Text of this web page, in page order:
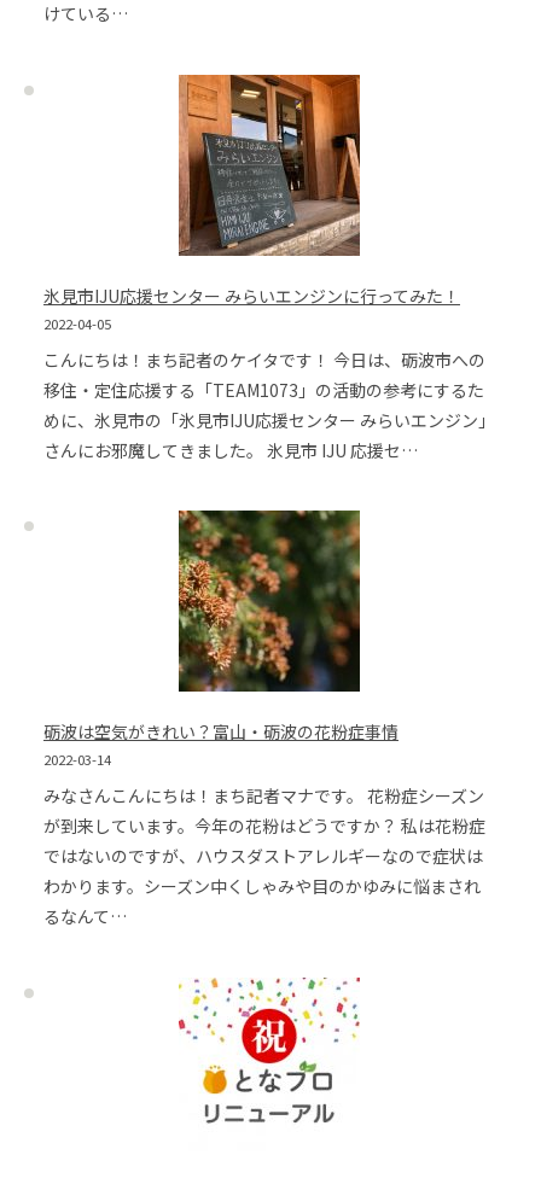
けている…
氷見市IJU応援センター みらいエンジンに行ってみた！
2022-04-05
こんにちは！まち記者のケイタです！ 今日は、砺波市への
移住・定住応援する「TEAM1073」の活動の参考にするた
めに、氷見市の「氷見市IJU応援センター みらいエンジン」
さんにお邪魔してきました。 氷見市 IJU 応援セ…
砺波は空気がきれい？富山・砺波の花粉症事情
2022-03-14
みなさんこんにちは！まち記者マナです。 花粉症シーズン
が到来しています。今年の花粉はどうですか？ 私は花粉症
ではないのですが、ハウスダストアレルギーなので症状は
わかります。シーズン中くしゃみや目のかゆみに悩まされ
るなんて…